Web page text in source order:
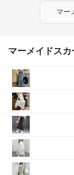
マー
マーメイドス